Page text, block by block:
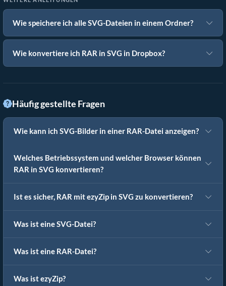
Wie speichere ich alle SVG-Dateien in einem Ordner?
Wie konvertiere ich RAR in SVG in Dropbox?
Häufig gestellte Fragen
Wie kann ich SVG-Bilder in einer RAR-Datei anzeigen?
Welches Betriebssystem und welcher Browser können
RAR in SVG konvertieren?
Ist es sicher, RAR mit ezyZip in SVG zu konvertieren?
Was ist eine SVG-Datei?
Was ist eine RAR-Datei?
Was ist ezyZip?